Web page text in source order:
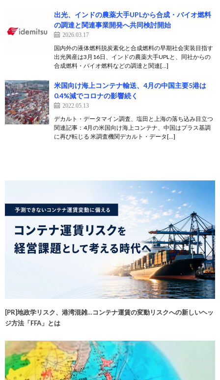
出光、インドの農薬大手UPLから合成・バイオ燃料
の調達と関連事業開発へ共同検討開始
2026.03.17
国内外の液体燃料脱炭素化と合成燃料の早期社会実装目指す
出光興産は3月16日、インドの農薬大手UPLと、同社からの
合成燃料・バイオ燃料などの調達と関連[…]
米国向け海上コンテナ輸送、4月の中国主要5港は
0.4%減でコロナの影響続く
2022.05.13
デカルト・データマイン調査、塩田と上海の落ち込み目立つ
関連記事：4月の米国向け海上コンテナ、中国はプラス基調
に再び転じる 米調査機関デカルト・データ[…]
[PR]地政学リスク、港湾混雑…コンテナ運賃の変動リスクへの新しいヘッ
ジ方法「FFA」とは